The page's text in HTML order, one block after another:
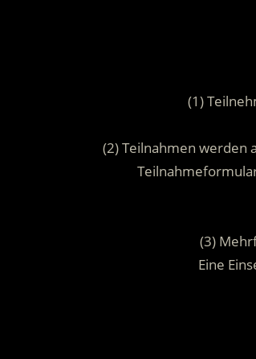
(1)
(2) Teilnahmen werden
(3)
Eine